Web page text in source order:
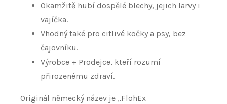
Okamžitě hubí dospělé blechy, jejich larvy i
vajíčka.
​Vhodný také pro citlivé kočky a psy, bez
čajovníku.
Výrobce + Prodejce, kteří rozumí
přirozenému zdraví.
Originál německý název je „FlohEx